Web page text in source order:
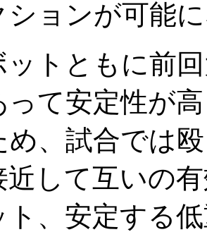
ションが可能
トともに前
って安定性が
め、試合では
近して互いの
ト、安定する